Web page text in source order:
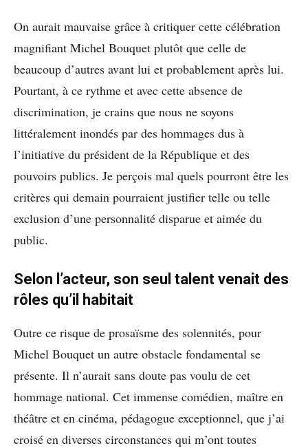
On aurait mauvaise grâce à critiquer cette célébration
magnifiant Michel Bouquet plutôt que celle de
beaucoup d’autres avant lui et probablement après lui.
Pourtant, à ce rythme et avec cette absence de
discrimination, je crains que nous ne soyons
littéralement inondés par des hommages dus à
l’initiative du président de la République et des
pouvoirs publics. Je perçois mal quels pourront être les
critères qui demain pourraient justifier telle ou telle
exclusion d’une personnalité disparue et aimée du
public.
Selon l’acteur, son seul talent venait des
rôles qu’il habitait
Outre ce risque de prosaïsme des solennités, pour
Michel Bouquet un autre obstacle fondamental se
présente. Il n’aurait sans doute pas voulu de cet
hommage national. Cet immense comédien, maître en
théâtre et en cinéma, pédagogue exceptionnel, que j’ai
croisé en diverses circonstances qui m’ont toutes